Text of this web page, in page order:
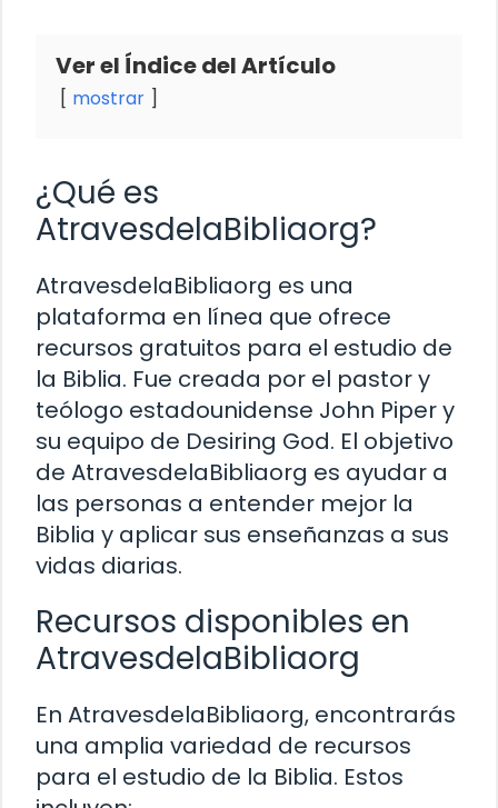
Ver el Índice del Artículo
mostrar
¿Qué es
AtravesdelaBibliaorg?
AtravesdelaBibliaorg es una
plataforma en línea que ofrece
recursos gratuitos para el estudio de
la Biblia. Fue creada por el pastor y
teólogo estadounidense John Piper y
su equipo de Desiring God. El objetivo
de AtravesdelaBibliaorg es ayudar a
las personas a entender mejor la
Biblia y aplicar sus enseñanzas a sus
vidas diarias.
Recursos disponibles en
AtravesdelaBibliaorg
En AtravesdelaBibliaorg, encontrarás
una amplia variedad de recursos
para el estudio de la Biblia. Estos